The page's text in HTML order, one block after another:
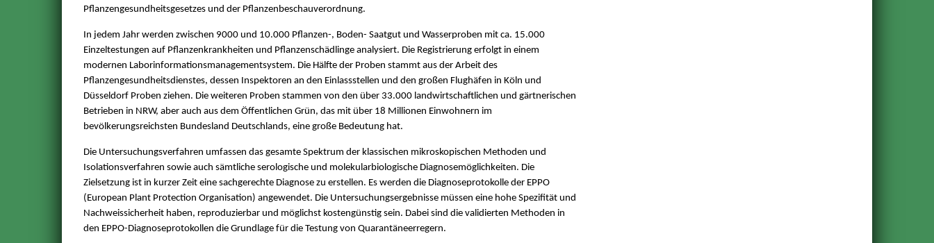
Pflanzengesundheitsgesetzes und der Pflanzenbeschauverordnung.
In jedem Jahr werden zwischen 9000 und 10.000 Pflanzen-, Boden- Saatgut und Wasserproben mit ca. 15.000
Einzeltestungen auf Pflanzenkrankheiten und Pflanzenschädlinge analysiert. Die Registrierung erfolgt in einem
modernen Laborinformationsmanagementsystem. Die Hälfte der Proben stammt aus der Arbeit des
Pflanzengesundheitsdienstes, dessen Inspektoren an den Einlassstellen und den großen Flughäfen in Köln und
Düsseldorf Proben ziehen. Die weiteren Proben stammen von den über 33.000 landwirtschaftlichen und gärtnerischen
Betrieben in NRW, aber auch aus dem Öffentlichen Grün, das mit über 18 Millionen Einwohnern im
bevölkerungsreichsten Bundesland Deutschlands, eine große Bedeutung hat.
Die Untersuchungsverfahren umfassen das gesamte Spektrum der klassischen mikroskopischen Methoden und
Isolationsverfahren sowie auch sämtliche serologische und molekularbiologische Diagnosemöglichkeiten. Die
Zielsetzung ist in kurzer Zeit eine sachgerechte Diagnose zu erstellen. Es werden die Diagnoseprotokolle der EPPO
(European Plant Protection Organisation) angewendet. Die Untersuchungsergebnisse müssen eine hohe Spezifität und
Nachweissicherheit haben, reproduzierbar und möglichst kostengünstig sein. Dabei sind die validierten Methoden in
den EPPO-Diagnoseprotokollen die Grundlage für die Testung von Quarantäneerregern.